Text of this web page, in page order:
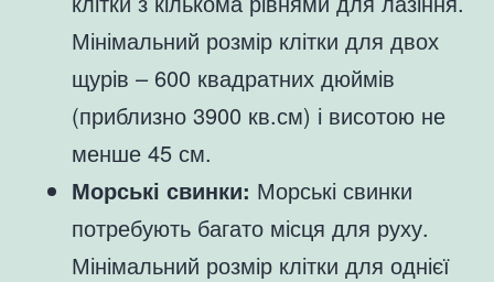
Мінімальний розмір клітки для двох
щурів – 600 квадратних дюймів
(приблизно 3900 кв.см) і висотою не
менше 45 см.
Морські свинки: Морські свинки
потребують багато місця для руху.
Мінімальний розмір клітки для однієї